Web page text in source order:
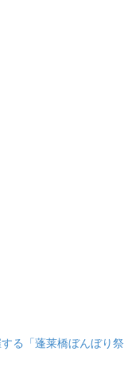
る「蓬莱橋ぼんぼり祭